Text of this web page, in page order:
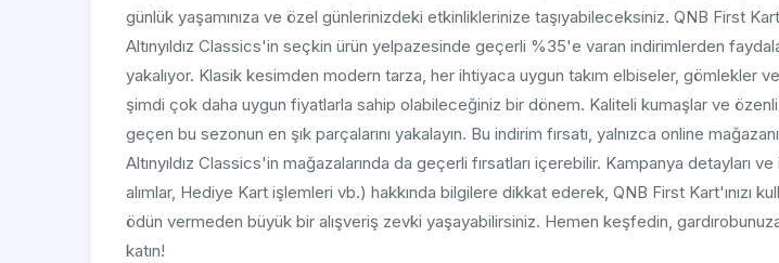
günlük yaşamınıza ve özel günlerinizdeki etkinliklerinize taşıyabileceksiniz. QNB First
Altınyıldız Classics'in seçkin ürün yelpazesinde geçerli %35'e varan indirimlerden
yakalıyor. Klasik kesimden modern tarza, her ihtiyaca uygun takım elbiseler, gömlekler
şimdi çok daha uygun fiyatlarla sahip olabileceğiniz bir dönem. Kaliteli kumaşlar ve özenli
geçen bu sezonun en şık parçalarını yakalayın. Bu indirim fırsatı, yalnızca online
Altınyıldız Classics'in mağazalarında da geçerli fırsatları içerebilir. Kampanya detayları
alımlar, Hediye Kart işlemleri vb.) hakkında bilgilere dikkat ederek, QNB First Kart'ınızı
ödün vermeden büyük bir alışveriş zevki yaşayabilirsiniz. Hemen keşfedin, gardırobunuza
katın!